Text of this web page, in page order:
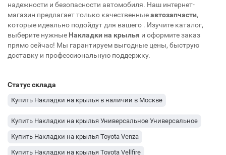
надежности и безопасности автомобиля. Наш интернет-
магазин предлагает только качественныеавтозапчасти,
которые идеально подойдут для вашего . Изучите каталог,
выберите нужные Накладки на крылья и оформите заказ
прямо сейчас! Мы гарантируем выгодные цены, быструю
доставку и профессиональную поддержку.
Статус склада
Купить Накладки на крылья в наличии в Москве
Купить Накладки на крылья Универсальное Универсальное
Купить Накладки на крылья Toyota Venza
Купить Накладки на крылья Toyota Vellfire